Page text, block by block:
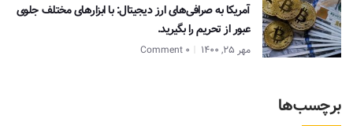
آمریکا به صرافی‌های ارز دیجیتال: با ابزارهای مختلف جلوی
عبور از تحریم را بگیرید.
مهر 25, 1400 0 Comment
برچسب‌ها